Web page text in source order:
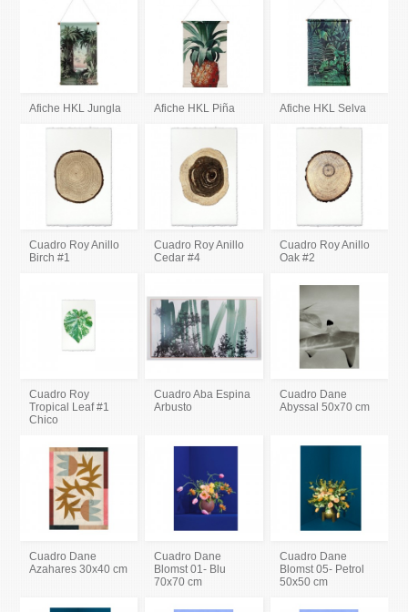
Afiche HKL Jungla Afiche HKL Piña Afiche HKL Selva
Cuadro Roy Anillo
Birch #1
Cuadro Roy Anillo
Cedar #4
Cuadro Roy Anillo
Oak #2
Cuadro Roy
Tropical Leaf #1
Chico
Cuadro Aba Espina
Arbusto
Cuadro Dane
Abyssal 50x70 cm
Cuadro Dane
Azahares 30x40 cm
Cuadro Dane
Blomst 01- Blu
70x70 cm
Cuadro Dane
Blomst 05- Petrol
50x50 cm